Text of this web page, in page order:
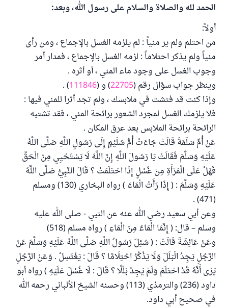
الحمد لله والصلاة والسلام على رسول الله، وبعد:
أولاً:
من احتلم ولم ير منياً : لم يلزمه الغسل بالإجماع ، ومن رأى
منياً ولم يذكر احتلاماً : لزمه الغسل بالإجماع ، فمدار أمر
وجوب الغسل على وجود ماء المني ، أو أثره .
وينظر جواب سؤال رقم (22705) و (111846
) .
وإذا كنت قد فتشت في ملابسك ، ولم تجد أثرا للمني فيها :
فلا يلزمك الغسل لمجرد الشعور برائحة المني ، فقد تشتبه
الرائحة برائحة الملابس بعد عرق المكان .
عَنْ أُمِّ سَلَمَةَ قَالَتْ جَاءَتْ أُمُّ سُلَيْمٍ إِلَى رَسُولِ اللَّهِ صَلَّى اللَّهُ
عَلَيْهِ وَسَلَّمَ فَقَالَتْ يَا رَسُولَ اللَّهِ إِنَّ اللَّهَ لَا يَسْتَحْيِي مِنْ الْحَقِّ
فَهَلْ عَلَى الْمَرْأَةِ مِنْ غُسْلٍ إِذَا احْتَلَمَتْ ؟ قَالَ النَّبِيُّ صَلَّى اللَّهُ
عَلَيْهِ وَسَلَّمَ : ( إِذَا رَأَتْ الْمَاءَ ) رواه البخاري (130) ومسلم
(471) .
وعن أبي سعيد رضي الله عنه عن النبي - صلى الله عليه
وسلم – قال: ( إِنَّمَا الْمَاءُ مِنْ الْمَاءِ ) رواه مسلم (518)
وعَنْ عَائِشَةَ قَالَتْ : ( سُئِلَ رَسُولُ اللَّهِ صَلَّى اللَّهُ عَلَيْهِ وَسَلَّمَ عَنْ
الرَّجُلِ يَجِدُ الْبَلَلَ وَلَا يَذْكُرُ احْتِلَامًا ؟ قَالَ : يَغْتَسِلُ . وَعَنْ الرَّجُلِ
يَرَى أَنَّهُ قَدْ احْتَلَمَ وَلَمْ يَجِدْ بَلَلًا ؟ قَالَ : لَا غُسْلَ عَلَيْهِ ) رواه أبو
داود (236) والترمذي (113) وحسنه الشيخ الألباني رحمه الله
في صحيح أبي داود.